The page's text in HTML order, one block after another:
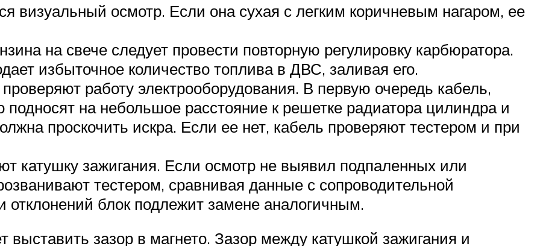
визуальный осмотр. Если она сухая с легким коричневым нагаром, ее
на свече следует провести повторную регулировку карбюратора.
избыточное количество топлива в ДВС, заливая его.
работу электрооборудования. В первую очередь кабель,
на небольшое расстояние к решетке радиатора цилиндра и
проскочить искра. Если ее нет, кабель проверяют тестером и при
катушку зажигания. Если осмотр не выявил подпаленных или
тестером, сравнивая данные с сопроводительной
блок подлежит замене аналогичным.
зазор в магнето. Зазор между катушкой зажигания и